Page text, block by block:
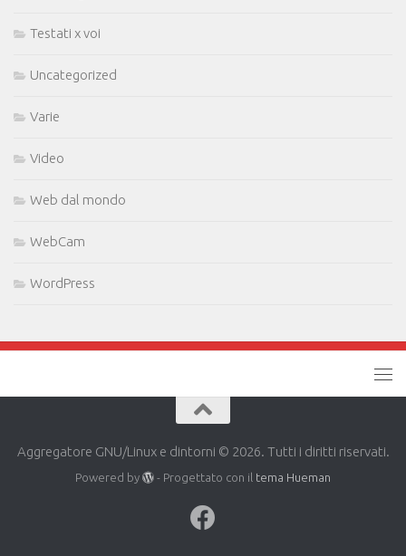
Testati x voi
Uncategorized
Varie
Video
Web dal mondo
WebCam
WordPress
Aggregatore GNU/Linux e dintorni © 2026. Tutti i diritti riservati.
Powered by - Progettato con il tema Hueman